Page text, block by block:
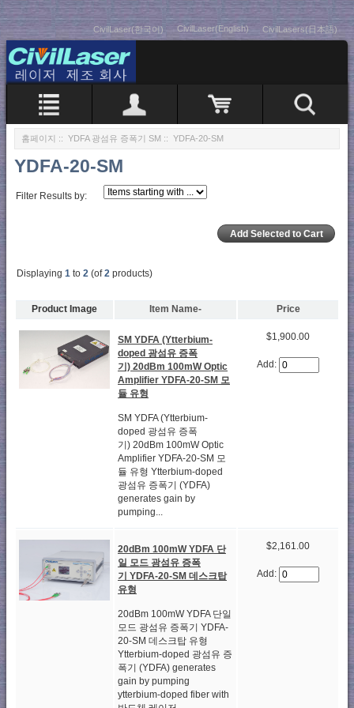
CivilLaser(한국어) CivilLaser(English) CivilLasers(日本語)
홈페이지 :: YDFA 광섬유 증폭기 SM :: YDFA-20-SM
YDFA-20-SM
Filter Results by:
Displaying 1 to 2 (of2 products)
Product Image Item Name- Price
SM YDFA (Ytterbium-
doped 광섬유 증폭
기) 20dBm 100mW Optic
Amplifier YDFA-20-SM 모
듈 유형
SM YDFA (Ytterbium-
doped 광섬유 증폭
기) 20dBm 100mW Optic
Amplifier YDFA-20-SM 모
듈 유형 Ytterbium-doped
광섬유 증폭기 (YDFA)
generates gain by
pumping...
$1,900.00
Add:
20dBm 100mW YDFA 단
일 모드 광섬유 증폭
기 YDFA-20-SM 데스크탑
유형
20dBm 100mW YDFA 단일
모드 광섬유 증폭기 YDFA-
20-SM 데스크탑 유형
Ytterbium-doped 광섬유 증
폭기 (YDFA) generates
gain by pumping
ytterbium-doped fiber with
$2,161.00
Add: